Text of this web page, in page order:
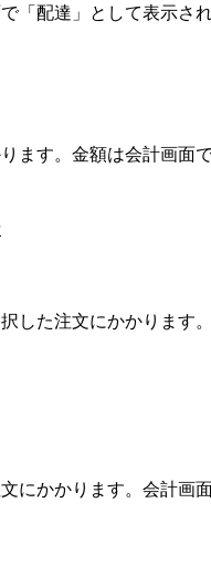
「配達」として表示され
ます。金額は会計画面
した注文にかかります
にかかります。会計画